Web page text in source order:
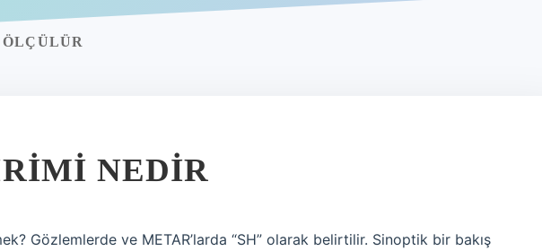
NEDIR
Gözlemlerde ve METAR’larda “SH” olarak belirtilir. Sinoptik bir bakış